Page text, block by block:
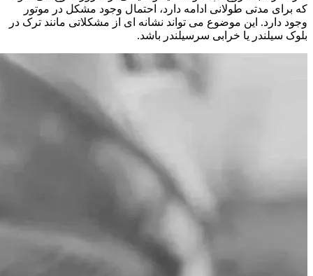
که برای مدتی طولانی ادامه دارد، احتمال وجود مشکل در موتور
وجود دارد. این موضوع می تواند نشانه ای از مشکلاتی مانند ترک در
بلوک سیلندر یا خرابی سرسیلندر باشد.